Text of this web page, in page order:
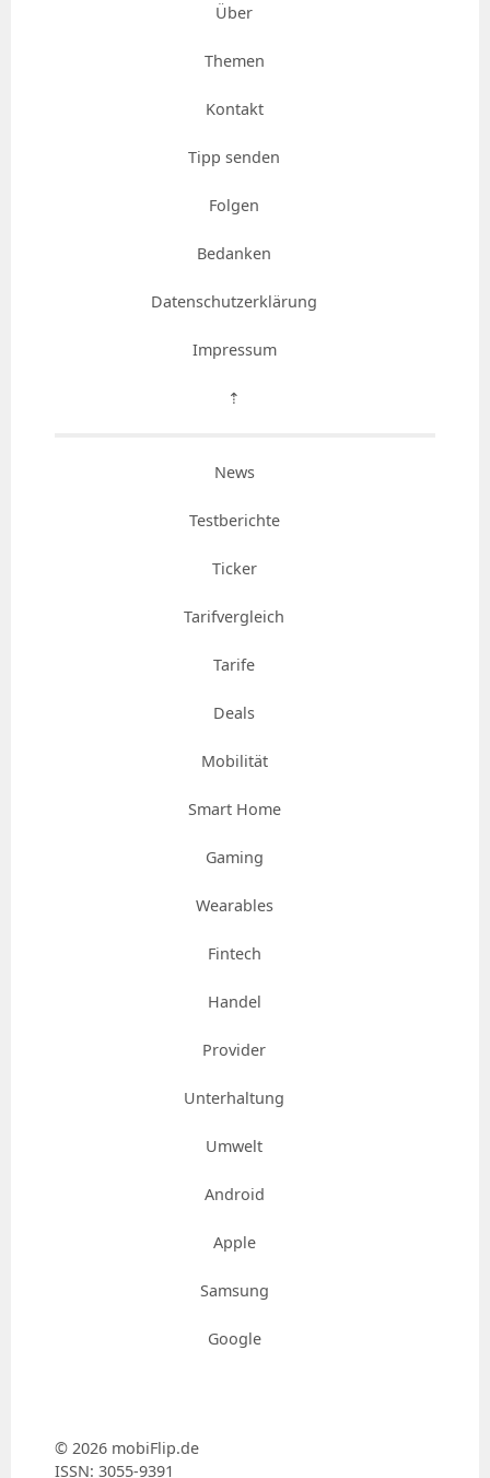
Über
Themen
Kontakt
Tipp senden
Folgen
Bedanken
Datenschutzerklärung
Impressum
⇡
News
Testberichte
Ticker
Tarifvergleich
Tarife
Deals
Mobilität
Smart Home
Gaming
Wearables
Fintech
Handel
Provider
Unterhaltung
Umwelt
Android
Apple
Samsung
Google
© 2026 mobiFlip.de
ISSN: 3055-9391